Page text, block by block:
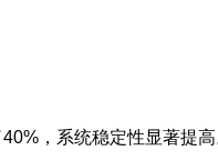
，系统稳定性显著提高